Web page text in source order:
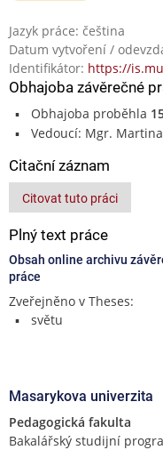
Jazyk práce: čeština
Datum vytvoření /
Identifikátor: https://
Obhajoba závěrečné
Obhajoba proběhla
Vedoucí: Mgr.
Citační záznam
Citovat tuto práci
Plný text práce
Obsah online archivu
práce
Zveřejněno v Theses:
světu
Masarykova univerzita
Pedagogická fakulta
Bakalářský studijní